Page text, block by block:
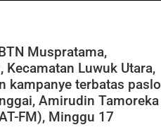
Muspratama,
Luwuk Utara,
kampanye terbatas
Amirudin Tamoreka
FM), Minggu 17